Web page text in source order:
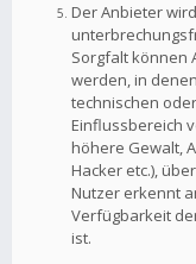
Der Anbieter
Sorgfalt können
werden, in
technischen
Einflussbereich
höhere Gewalt,
Hacker etc.),
Nutzer erkennt
Verfügbarkeit
ist.